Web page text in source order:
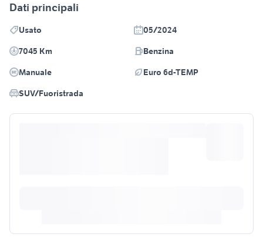
Dati principali
Usato
05/2024
7045 Km
Benzina
Manuale
Euro 6d-TEMP
SUV/Fuoristrada